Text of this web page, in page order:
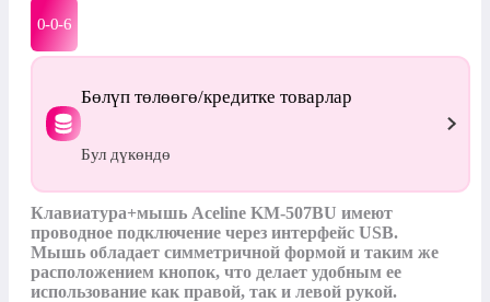
0-0-6
Бөлүп төлөөгө/кредитке товарлар
Бул дүкөндө
Клавиатура+мышь Aceline KM-507BU имеют
проводное подключение через интерфейс USB.
Мышь обладает симметричной формой и таким же
расположением кнопок, что делает удобным ее
использование как правой, так и левой рукой.